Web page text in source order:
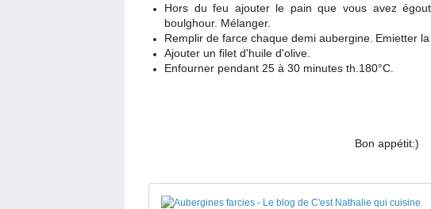
Hors du feu ajouter le pain que vous avez
boulghour. Mélanger.
Remplir de farce chaque demi aubergine. Emietter
Ajouter un filet d'huile d'olive.
Enfourner pendant 25 à 30 minutes th.180°C.
Bon appétit:)